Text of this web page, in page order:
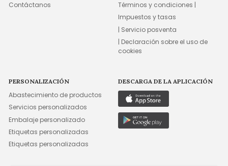
Contáctanos
Términos y condiciones |
Impuestos y tasas
| Servicio posventa
| Declaración sobre el uso de
cookies
PERSONALIZACIÓN
Abastecimiento de productos
Servicios personalizados
Embalaje personalizado
Etiquetas personalizadas
Etiquetas personalizadas
DESCARGA DE LA APLICACIÓN